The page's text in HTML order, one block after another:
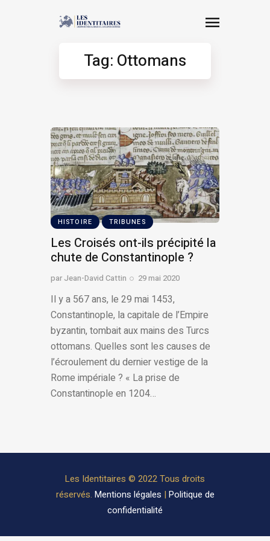
Tag: Ottomans
HISTOIRE TRIBUNES
Les Croisés ont-ils précipité la
chute de Constantinople ?
par Jean-David Cattin 29 mai 2020
Il y a 567 ans, le 29 mai 1453,
Constantinople, la capitale de l’Empire
byzantin, tombait aux mains des Turcs
ottomans. Quelles sont les causes de
l’écroulement du dernier vestige de la
Rome impériale ? « La prise de
Constantinople en 1204…
Les Identitaires © 2022 Tous droits
réservés. Mentions légales | Politique de
confidentialité